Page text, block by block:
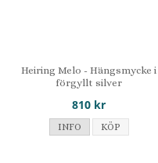
Heiring Melo - Hängsmycke i
förgyllt silver
810 kr
INFO KÖP